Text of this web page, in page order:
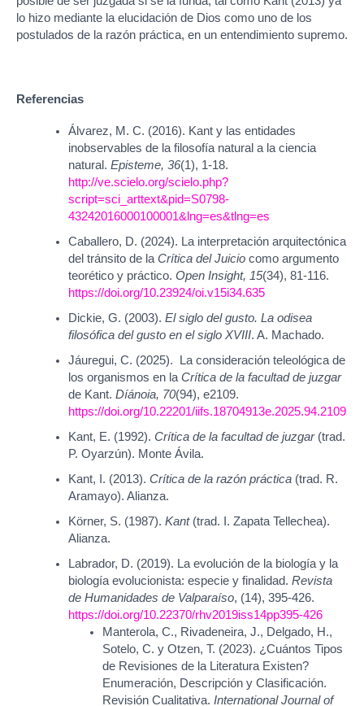
lo hizo mediante la elucidación de Dios como uno de los
postulados de la razón práctica, en un entendimiento supremo.
Referencias
Álvarez, M. C. (2016). Kant y las entidades
inobservables de la filosofía natural a la ciencia
natural. Episteme, 36(1), 1-18.
http://ve.scielo.org/scielo.php?
script=sci_arttext&pid=S0798-
43242016000100001&lng=es&tlng=es
Caballero, D. (2024). La interpretación arquitectónica
del tránsito de la Crítica del Juiciocomo argumento
teorético y práctico. Open Insight, 15(34), 81-116.
https://doi.org/10.23924/oi.v15i34.635
Dickie, G. (2003). El siglo del gusto. La odisea
filosófica del gusto en el siglo XVIII. A. Machado.
Jáuregui, C. (2025). La consideración teleológica de
los organismos en la Crítica de la facultad de juzgar
de Kant. Díánoia, 70(94), e2109.
https://doi.org/10.22201/iifs.18704913e.2025.94.2109
Kant, E. (1992). Crítica de la facultad de juzgar(trad.
P. Oyarzún). Monte Ávila.
Kant, I. (2013). Crítica de la razón práctica(trad. R.
Aramayo). Alianza.
Körner, S. (1987). Kant(trad. I. Zapata Tellechea).
Alianza.
Labrador, D. (2019). La evolución de la biología y la
biología evolucionista: especie y finalidad. Revista
de Humanidades de Valparaíso, (14), 395-426.
https://doi.org/10.22370/rhv2019iss14pp395-426
Manterola, C., Rivadeneira, J., Delgado, H.,
Sotelo, C. y Otzen, T. (2023). ¿Cuántos Tipos
de Revisiones de la Literatura Existen?
Enumeración, Descripción y Clasificación.
Revisión Cualitativa. International Journal of